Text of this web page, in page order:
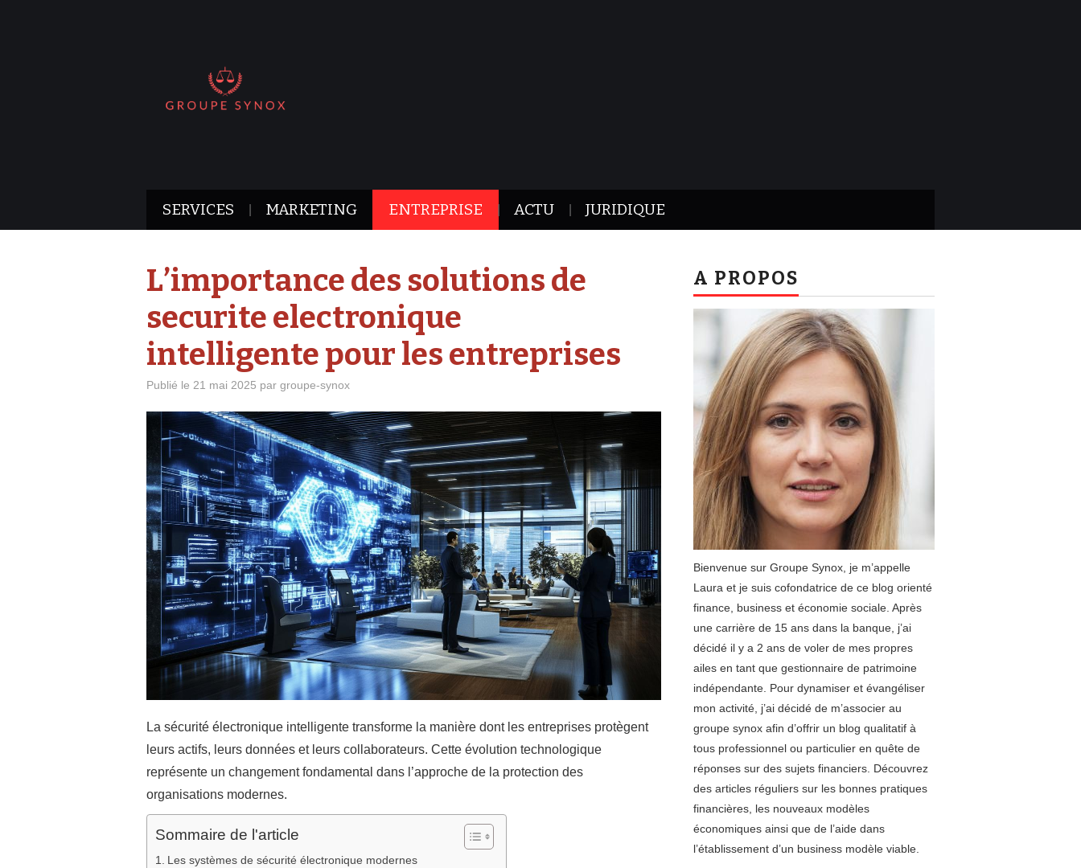
SERVICES MARKETING ENTREPRISE ACTU JURIDIQUE
L’importance des solutions de
securite electronique
intelligente pour les entreprises
Publié le 21 mai 2025 par groupe-synox
La sécurité électronique intelligente transforme la manière dont les entreprises protègent
leurs actifs, leurs données et leurs collaborateurs. Cette évolution technologique
représente un changement fondamental dans l’approche de la protection des
organisations modernes.
Sommaire de l'article
Les systèmes de sécurité électronique modernes
A PROPOS
Bienvenue sur Groupe Synox, je m’appelle
Laura et je suis cofondatrice de ce blog orienté
finance, business et économie sociale. Après
une carrière de 15 ans dans la banque, j’ai
décidé il y a 2 ans de voler de mes propres
ailes en tant que gestionnaire de patrimoine
indépendante. Pour dynamiser et évangéliser
mon activité, j’ai décidé de m’associer au
groupe synox afin d’offrir un blog qualitatif à
tous professionnel ou particulier en quête de
réponses sur des sujets financiers. Découvrez
des articles réguliers sur les bonnes pratiques
financières, les nouveaux modèles
économiques ainsi que de l’aide dans
l’établissement d’un business modèle viable.